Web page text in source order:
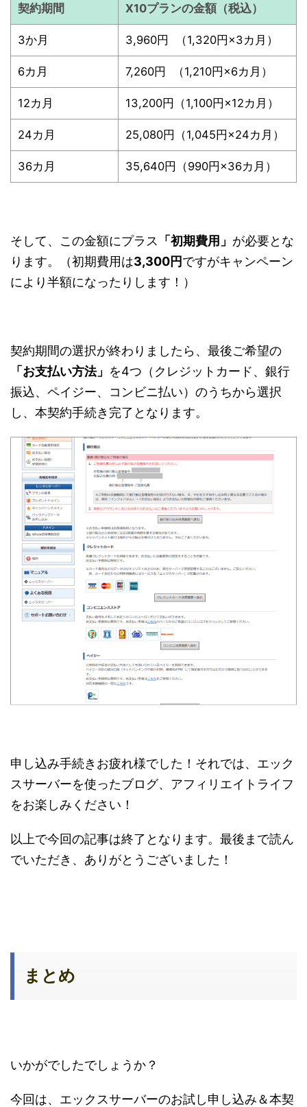
契約期間 X10プランの金額（税込）
3か月 3,960円 （1,320円×3カ月）
6カ月 7,260円 （1,210円×6カ月）
12カ月 13,200円（1,100円×12カ月）
24カ月 25,080円（1,045円×24カ月）
36カ月 35,640円（990円×36カ月）
そして、この金額にプラス 「初期費用」 が必要とな
ります。（初期費用は3,300円ですがキャンペーン
により半額になったりします！）
契約期間の選択が終わりましたら、最後ご希望の
「お支払い方法」 を4つ（クレジットカード、銀行
振込、ペイジー、コンビニ払い）のうちから選択
し、本契約手続き完了となります。
申し込み手続きお疲れ様でした！それでは、エック
スサーバーを使ったブログ、アフィリエイトライフ
をお楽しみください！
以上で今回の記事は終了となります。最後まで読ん
でいただき、ありがとうございました！
まとめ
いかがでしたでしょうか？
今回は、エックスサーバーのお試し申し込み＆本契